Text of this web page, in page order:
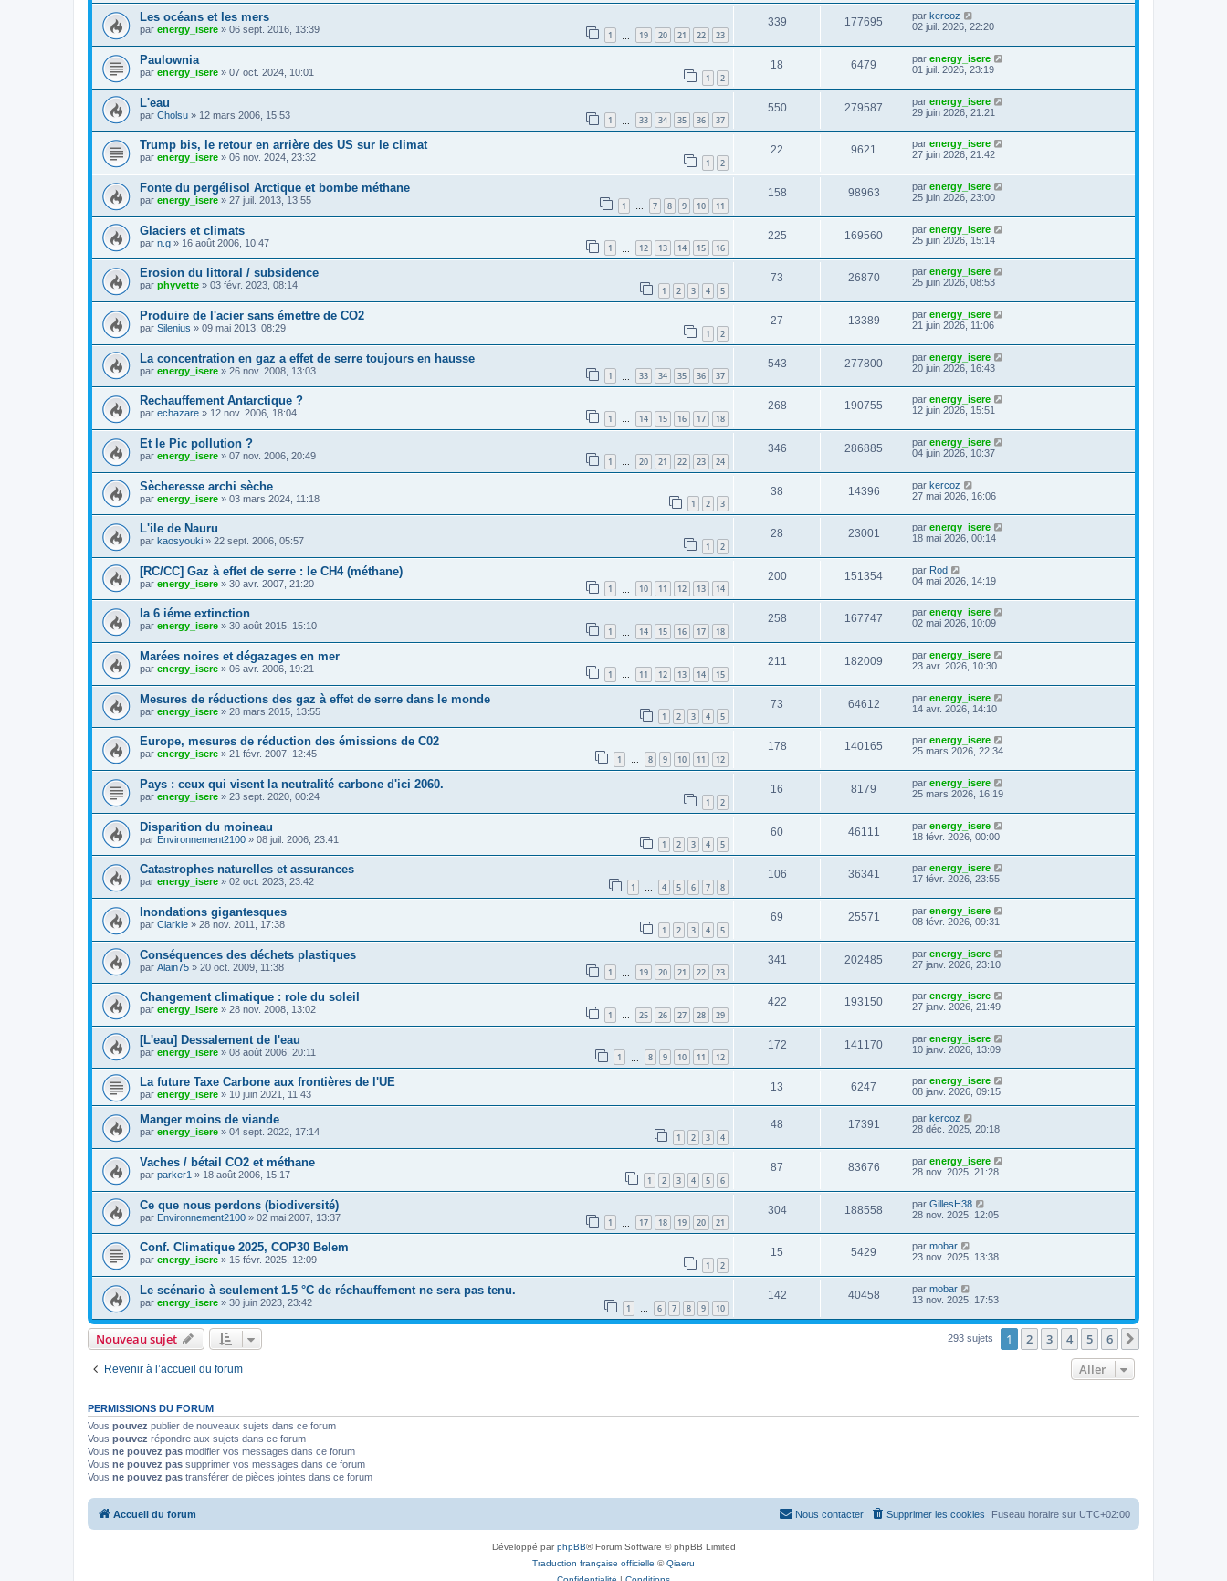
Les océans et les mers
par energy_isere » 06 sept. 2016, 13:39 1 19 20 21 22 23
339 177695 par kercoz
02 juil. 2026, 22:20
Paulownia
par energy_isere » 07 oct. 2024, 10:01 1 2
18 6479 par energy_isere
01 juil. 2026, 23:19
L'eau
par Cholsu » 12 mars 2006, 15:53 1 33 34 35 36 37
550 279587 par energy_isere
29 juin 2026, 21:21
Trump bis, le retour en arrière des US sur le climat
par energy_isere » 06 nov. 2024, 23:32 1 2
22 9621 par energy_isere
27 juin 2026, 21:42
Fonte du pergélisol Arctique et bombe méthane
par energy_isere » 27 juil. 2013, 13:55 1 … 7 8 9 10 11
158 98963 par energy_isere
25 juin 2026, 23:00
Glaciers et climats
par n.g » 16 août 2006, 10:47 1 12 13 14 15 16
225 169560 par energy_isere
25 juin 2026, 15:14
Erosion du littoral / subsidence
par phyvette » 03 févr. 2023, 08:14 1 2 3 4 5
73 26870 par energy_isere
25 juin 2026, 08:53
Produire de l'acier sans émettre de CO2
par Silenius » 09 mai 2013, 08:29 1 2
27 13389 par energy_isere
21 juin 2026, 11:06
La concentration en gaz a effet de serre toujours en hausse
par energy_isere » 26 nov. 2008, 13:03 1 33 34 35 36 37
543 277800 par energy_isere
20 juin 2026, 16:43
Rechauffement Antarctique ?
par echazare » 12 nov. 2006, 18:04 1 … 14 15 16 17 18
268 190755 par energy_isere
12 juin 2026, 15:51
Et le Pic pollution ?
par energy_isere » 07 nov. 2006, 20:49 1 20 21 22 23 24
346 286885 par energy_isere
04 juin 2026, 10:37
Sècheresse archi sèche
par energy_isere » 03 mars 2024, 11:18 1 2 3
38 14396 par kercoz
27 mai 2026, 16:06
L'ile de Nauru
par kaosyouki » 22 sept. 2006, 05:57 1 2
28 23001 par energy_isere
18 mai 2026, 00:14
[RC/CC] Gaz à effet de serre : le CH4 (méthane)
par energy_isere » 30 avr. 2007, 21:20 1 10 11 12 13 14
200 151354 par Rod
04 mai 2026, 14:19
la 6 iéme extinction
par energy_isere » 30 août 2015, 15:10 1 14 15 16 17 18
258 167747 par energy_isere
02 mai 2026, 10:09
Marées noires et dégazages en mer
par energy_isere » 06 avr. 2006, 19:21 1 … 11 12 13 14 15
211 182009 par energy_isere
23 avr. 2026, 10:30
Mesures de réductions des gaz à effet de serre dans le monde
par energy_isere » 28 mars 2015, 13:55 1 2 3 4 5
73 64612 par energy_isere
14 avr. 2026, 14:10
Europe, mesures de réduction des émissions de C02
par energy_isere » 21 févr. 2007, 12:45 1 … 8 9 10 11 12
178 140165 par energy_isere
25 mars 2026, 22:34
Pays : ceux qui visent la neutralité carbone d'ici 2060.
par energy_isere » 23 sept. 2020, 00:24 1 2
16 8179 par energy_isere
25 mars 2026, 16:19
Disparition du moineau
par Environnement2100 » 08 juil. 2006, 23:41 1 2 3 4 5
60 46111 par energy_isere
18 févr. 2026, 00:00
Catastrophes naturelles et assurances
par energy_isere » 02 oct. 2023, 23:42 1 … 4 5 6 7 8
106 36341 par energy_isere
17 févr. 2026, 23:55
Inondations gigantesques
par Clarkie » 28 nov. 2011, 17:38 1 2 3 4 5
69 25571 par energy_isere
08 févr. 2026, 09:31
Conséquences des déchets plastiques
par Alain75 » 20 oct. 2009, 11:38 1 19 20 21 22 23
341 202485 par energy_isere
27 janv. 2026, 23:10
Changement climatique : role du soleil
par energy_isere » 28 nov. 2008, 13:02 1 … 25 26 27 28 29
422 193150 par energy_isere
27 janv. 2026, 21:49
[L'eau] Dessalement de l'eau
par energy_isere » 08 août 2006, 20:11 1 8 9 10 11 12
172 141170 par energy_isere
10 janv. 2026, 13:09
La future Taxe Carbone aux frontières de l'UE
par energy_isere » 10 juin 2021, 11:43
13 6247 par energy_isere
08 janv. 2026, 09:15
Manger moins de viande
par energy_isere » 04 sept. 2022, 17:14 1 2 3 4
48 17391 par kercoz
28 déc. 2025, 20:18
Vaches / bétail CO2 et méthane
par parker1 » 18 août 2006, 15:17 1 2 3 4 5 6
87 83676 par energy_isere
28 nov. 2025, 21:28
Ce que nous perdons (biodiversité)
par Environnement2100 » 02 mai 2007, 13:37 1 17 18 19 20 21
304 188558 par GillesH38
28 nov. 2025, 12:05
Conf. Climatique 2025, COP30 Belem
par energy_isere » 15 févr. 2025, 12:09 1 2
15 5429 par mobar
23 nov. 2025, 13:38
Le scénario à seulement 1.5 °C de réchauffement ne sera pas tenu.
par energy_isere » 30 juin 2023, 23:42 1 … 6 7 8 9 10
142 40458 par mobar
13 nov. 2025, 17:53
Nouveau sujet 293 sujets 1 2 3 4 5 6
Revenir à l’accueil du forum Aller
PERMISSIONS DU FORUM
Vous pouvez publier de nouveaux sujets dans ce forum
Vous pouvez répondre aux sujets dans ce forum
Vous ne pouvez pas modifier vos messages dans ce forum
Vous ne pouvez pas supprimer vos messages dans ce forum
Vous ne pouvez pas transférer de pièces jointes dans ce forum
Accueil du forum Fuseau horaire sur UTC+02:00
Supprimer les cookies
Nous contacter
Développé parphpBB® Forum Software © phpBB Limited
Traduction française officielle ©Qiaeru